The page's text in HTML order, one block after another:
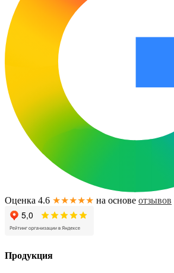
Оценка 4.6 ★★★★★ на основе отзывов
Продукция